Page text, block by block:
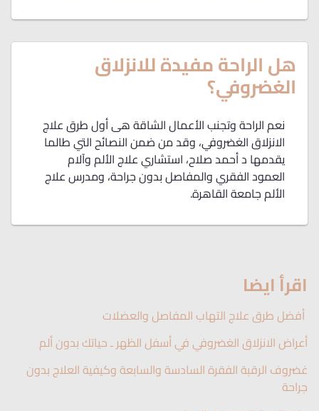
هل الراحة مفيدة للانزلاق
الغضروفي؟
نعم الراحة وتجنب الأعمال الشاقة هى أول طرق علاج
الانزلاق الغضروفي، وقد من ضمن النصائح التي طالما
يقدمها د أحمد صلاح، استشاري علاج الألم وآلام
العمود الفقري والمفاصل بدون جراحة، ومدرس علاج
الألم جامعة القاهرة.
اقرأ ايضا
أفضل طرق علاج التهاب المفاصل والعضلات
أعراض الانزلاق الغضروفي في أسفل الظهر ـ حياتك بدون ألم
غضروف الرقبة الفقرة السادسة والسابعة وكيفية العلاج بدون
جراحة